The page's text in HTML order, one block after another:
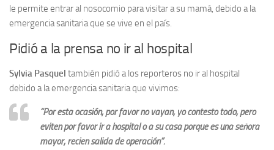
le permite entrar al nosocomio para visitar a su mamá, debido a la
emergencia sanitaria que se vive en el país.
Pidió a la prensa no ir al hospital
Sylvia Pasquel también pidió a los reporteros no ir al hospital
debido a la emergencia sanitaria que vivimos:
“Por esta ocasión, por favor no vayan, yo contesto todo, pero
eviten por favor ir a hospital o a su casa porque es una señora
mayor, recien salida de operación”.